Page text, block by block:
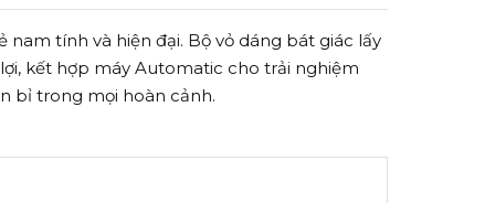
nam tính và hiện đại. Bộ vỏ dáng bát giác lấy
kết hợp máy Automatic cho trải nghiệm
bỉ trong mọi hoàn cảnh.